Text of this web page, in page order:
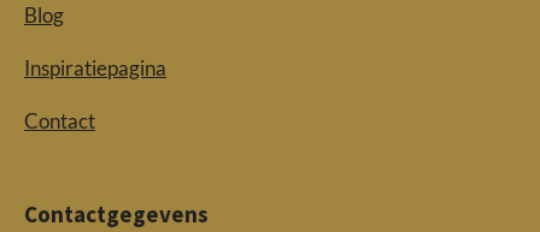
Blog
Inspiratiepagina
Contact
Contactgegevens